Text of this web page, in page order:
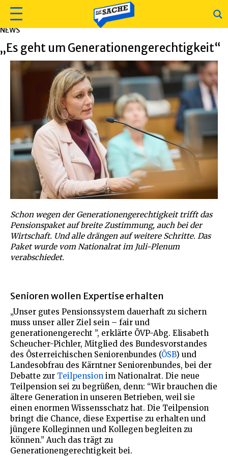
NEWS
„Es geht um Generationengerechtigkeit“
Schon wegen der Generationengerechtigkeit trifft das
Pensionspaket auf breite Zustimmung, auch bei der
Wirtschaft. Und alle drängen auf weitere Schritte. Das
Paket wurde vom Nationalrat im Juli-Plenum
verabschiedet.
Senioren wollen Expertise erhalten
„Unser gutes Pensionssystem dauerhaft zu sichern
muss unser aller Ziel sein – fair und
generationengerecht ”, erklärte ÖVP-Abg. Elisabeth
Scheucher-Pichler, Mitglied des Bundesvorstandes
des Österreichischen Seniorenbundes (ÖSB) und
Landesobfrau des Kärntner Seniorenbundes, bei der
Debatte zur Teilpension im Nationalrat. Die neue
Teilpension sei zu begrüßen, denn: “Wir brauchen die
ältere Generation in unseren Betrieben, weil sie
einen enormen Wissensschatz hat. Die Teilpension
bringt die Chance, diese Expertise zu erhalten und
jüngere Kolleginnen und Kollegen begleiten zu
können.” Auch das trägt zu
Generationengerechtigkeit bei.